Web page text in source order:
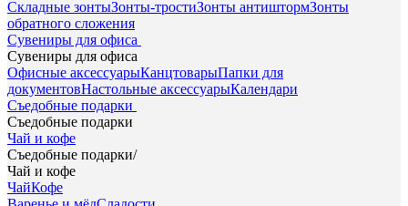
Складные зонтыЗонты-тростиЗонты антиштормЗонты
обратного сложения
Сувениры для офиса
Сувениры для офиса
Офисные аксессуарыКанцтоварыПапки для
документовНастольные аксессуарыКалендари
Съедобные подарки
Съедобные подарки
Чай и кофе
Съедобные подарки/
Чай и кофе
ЧайКофе